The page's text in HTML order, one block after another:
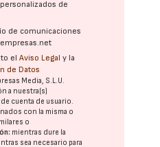
de
de comunicaciones
elAviso Legal y la
de Datos
Media, S.L.U.
a nuestra(s)
cuenta de usuario.
con la misma o
o
mientras dure la
sea necesario para